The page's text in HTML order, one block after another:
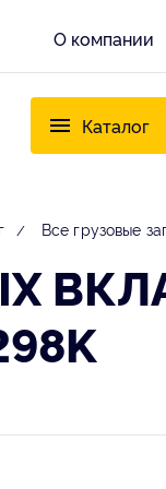
О компании
Каталог
Все грузовые